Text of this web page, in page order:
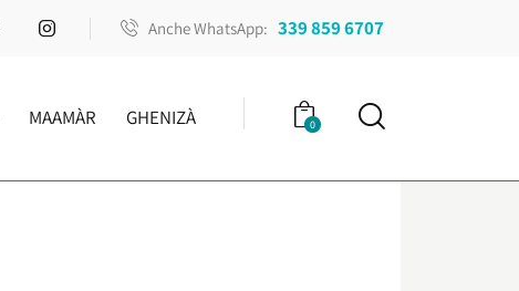
Anche WhatsApp: 339 859 6707
MAAMÀR GHENIZÀ 0